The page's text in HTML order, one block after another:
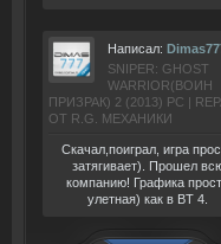
Написал:
SNIPER: GHOST
WARRIOR(ВОИН
ПРИЗРАК) 2 (2013) РС |
ОТ R.G. МЕХАНИКИ
Скачал,поиграл, игра
затягивает). Прошел
компанию! Графика
улетная) как в BT 4.